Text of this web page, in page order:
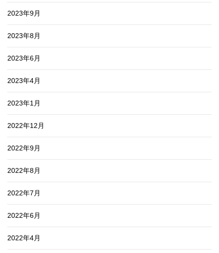
2023年9月
2023年8月
2023年6月
2023年4月
2023年1月
2022年12月
2022年9月
2022年8月
2022年7月
2022年6月
2022年4月